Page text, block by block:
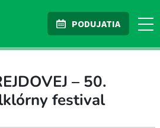
PODUJATIA
– 50.
festival